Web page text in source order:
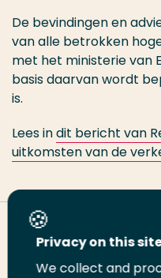
De bevindingen en
van alle betrokken
met het ministerie van
basis daarvan wordt
is.
Lees indit bericht van
uitkomsten van de
Deel deze pagina
Privacy on this
We collect and